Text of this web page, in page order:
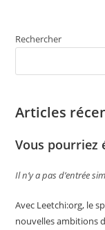
Rechercher
Articles
Vous pourriez
Il n’y a pas d’entrée
Avec Leetchi:org, le
nouvelles ambitions